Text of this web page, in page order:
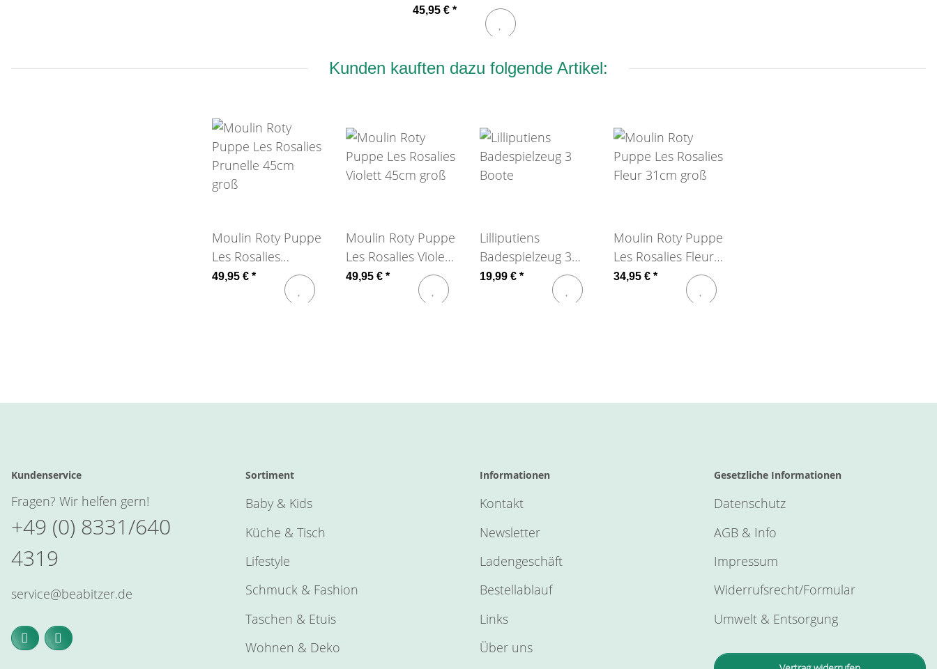
Colette 39cm
45,95 € *
Kunden kauften dazu folgende Artikel:
Moulin Roty Puppe
Les Rosalies
Prunelle 45cm
49,95 € *
Moulin Roty Puppe
Les Rosalies Violett
45cm groß
49,95 € *
Lilliputiens
Badespielzeug 3
Boote
19,99 € *
Moulin Roty Puppe
Les Rosalies Fleur
31cm groß
34,95 € *
Kundenservice
Fragen? Wir helfen gern!
+49 (0) 8331/640
4319
service@beabitzer.de
Sortiment
Baby & Kids
Küche & Tisch
Lifestyle
Schmuck & Fashion
Taschen & Etuis
Wohnen & Deko
Informationen
Kontakt
Newsletter
Ladengeschäft
Bestellablauf
Links
Über uns
Gesetzliche Informationen
Datenschutz
AGB & Info
Impressum
Widerrufsrecht/Formular
Umwelt & Entsorgung